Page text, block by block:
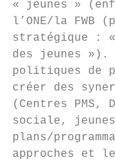
« jeunes »
l’ONE/la
stratégique :
des jeunes
politiques de
créer des
(Centres
sociale,
plans/
approches et